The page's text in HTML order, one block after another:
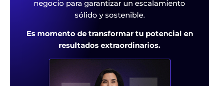
negocio para garantizar un escalamiento
sólido y sostenible.
Es momento de transformar tu potencial en
resultados extraordinarios.